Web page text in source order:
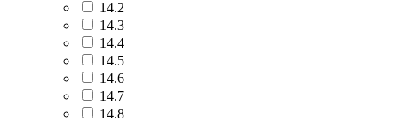
14.2
14.3
14.4
14.5
14.6
14.7
14.8